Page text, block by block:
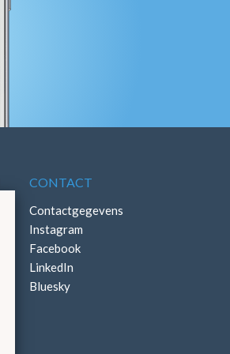
CONTACT
Contactgegevens
Instagram
Facebook
LinkedIn
Bluesky